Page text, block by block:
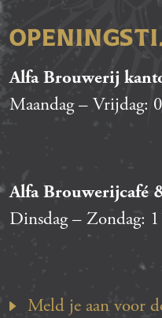
Alfa Brouwerij
Maandag – Vrijdag:
Alfa Brouwerijcafé
Dinsdag – Zondag:
Meld je aan voor